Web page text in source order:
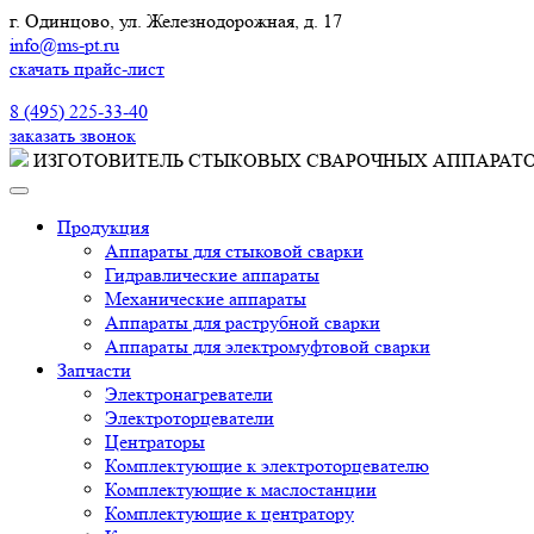
г. Одинцово, ул. Железнодорожная, д. 17
info@ms-pt.ru
скачать прайс-лист
8 (495) 225-33-40
заказать звонок
ИЗГОТОВИТЕЛЬ СТЫКОВЫХ СВАРОЧНЫХ
Продукция
Аппараты для стыковой сварки
Гидравлические аппараты
Механические аппараты
Аппараты для раструбной сварки
Аппараты для электромуфтовой сварки
Запчасти
Электронагреватели
Электроторцеватели
Центраторы
Комплектующие к электроторцевателю
Комплектующие к маслостанции
Комплектующие к центратору